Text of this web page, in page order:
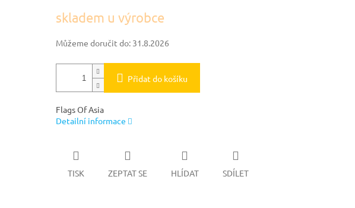
cena:
skladem u výrobce
Můžeme doručit do: 31.8.2026
Přidat do košíku
Flags Of Asia
Detailní informace
TISK ZEPTAT SE HLÍDAT SDÍLET